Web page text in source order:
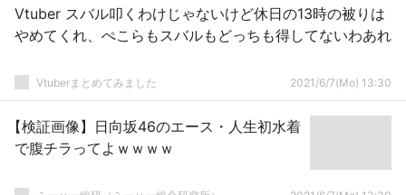
Vtuber スバル叩くわけじゃないけど休日の13時の被りは
やめてくれ、ぺこらもスバルもどっちも得してないわあれ
Vtuberまとめてみました 2021/6/7(Mo) 13:30
【検証画像】日向坂46のエース・人生初水着
で腹チラってよｗｗｗｗ